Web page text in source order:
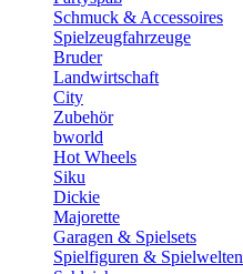
Schmuck & Accessoires
Spielzeugfahrzeuge
Bruder
Landwirtschaft
City
Zubehör
bworld
Hot Wheels
Siku
Dickie
Majorette
Garagen & Spielsets
Spielfiguren & Spielwelten